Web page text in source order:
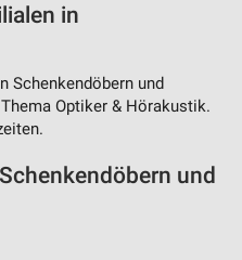
in
Schenkendöbern und
Optiker & Hörakustik.
und